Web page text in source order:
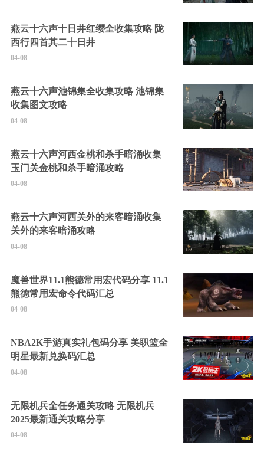
燕云十六声十日井红缨全收集攻略 陇
西行四首其二十日井
04-08
燕云十六声池锦集全收集攻略 池锦集
收集图文攻略
04-08
燕云十六声河西金桃和杀手暗涌收集
玉门关金桃和杀手暗涌攻略
04-08
燕云十六声河西关外的来客暗涌收集
关外的来客暗涌攻略
04-08
魔兽世界11.1熊德常用宏代码分享 11.1
熊德常用宏命令代码汇总
04-08
NBA2K手游真实礼包码分享 美职篮全
明星最新兑换码汇总
04-08
无限机兵全任务通关攻略 无限机兵
2025最新通关攻略分享
04-08